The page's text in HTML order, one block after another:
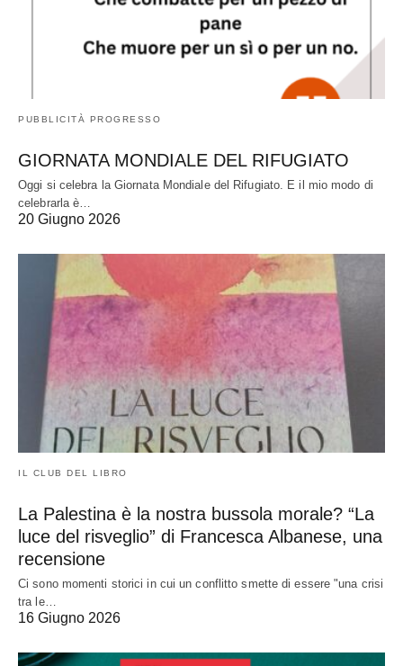
PUBBLICITÀ PROGRESSO
GIORNATA MONDIALE DEL RIFUGIATO
Oggi si celebra la Giornata Mondiale del Rifugiato. E il mio modo di
celebrarla è…
20 Giugno 2026
IL CLUB DEL LIBRO
La Palestina è la nostra bussola morale? “La
luce del risveglio” di Francesca Albanese, una
recensione
Ci sono momenti storici in cui un conflitto smette di essere "una crisi
tra le…
16 Giugno 2026